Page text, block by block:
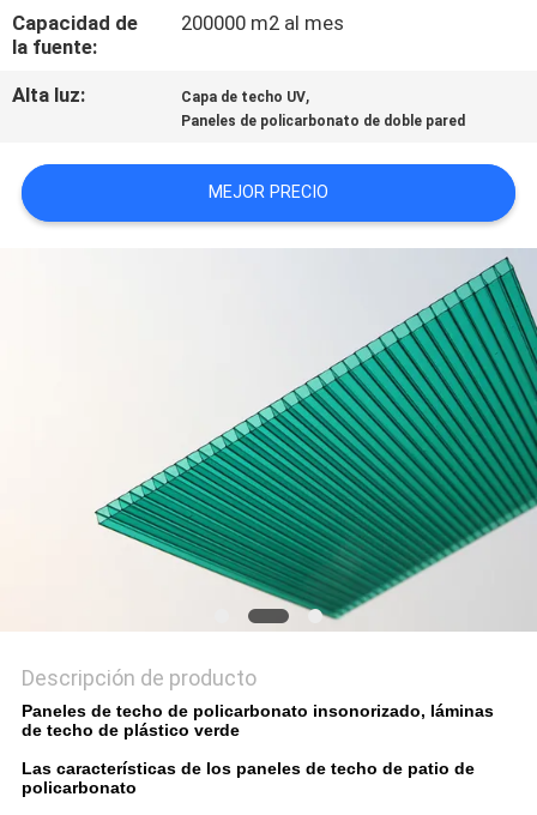
PIDA
UNA
MAPA
Capacidad de
la fuente:
200000 m2 al mes
Alta luz: Capa de techo UV,
Paneles de policarbonato de doble pared
MEJOR PRECIO
Descripción de producto
Paneles de techo de policarbonato insonorizado, láminas
de techo de plástico verde
Las características de los paneles de techo de patio de
policarbonato